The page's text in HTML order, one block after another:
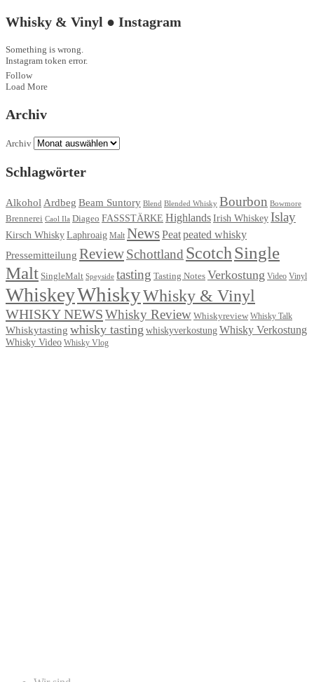
Whisky & Vinyl ● Instagram
Something is wrong.
Instagram token error.
Follow
Load More
Archiv
Archiv
Schlagwörter
Alkohol Ardbeg Beam Suntory Blend Blended Whisky Bourbon Bowmore
Brennerei Caol Ila Diageo FASSSTÄRKE HighlandsIrish WhiskeyIslay
Kirsch Whisky Laphroaig Malt NewsPeatpeated whisky
Pressemitteilung ReviewSchottland ScotchSingle
Malt SingleMalt Speyside tasting Tasting Notes Verkostung Video Vinyl
WhiskeyWhiskyWhisky & Vinyl
WHISKY NEWSWhisky Review Whiskyreview Whisky Talk
Whiskytasting whisky tasting whiskyverkostung Whisky Verkostung
Whisky Video Whisky Vlog